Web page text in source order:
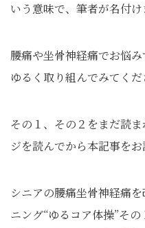
いう意味で、筆者が名付け
腰痛や坐骨神経痛でお悩
ゆるく取り組んでみてくだ
その１、その２をまだ読
ジを読んでから本記事をお
シニアの腰痛坐骨神経痛
ニング“ゆるコア体操”その